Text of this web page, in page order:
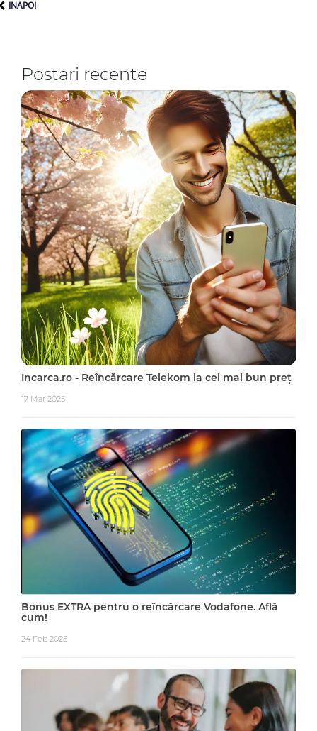
INAPOI
Postari recente
Incarca.ro - Reîncărcare Telekom la cel mai bun preț
17 Mar 2025
Bonus EXTRA pentru o reîncărcare Vodafone. Află
cum!
24 Feb 2025